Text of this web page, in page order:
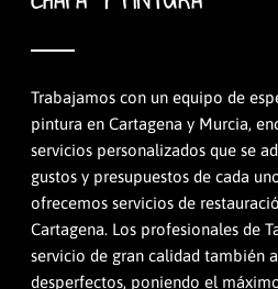
Trabajamos con un equipo de
pintura en Cartagena y Murcia,
servicios personalizados que se
gustos y presupuestos de cada
ofrecemos servicios de
Cartagena. Los profesionales de
servicio de gran calidad también
desperfectos, poniendo el